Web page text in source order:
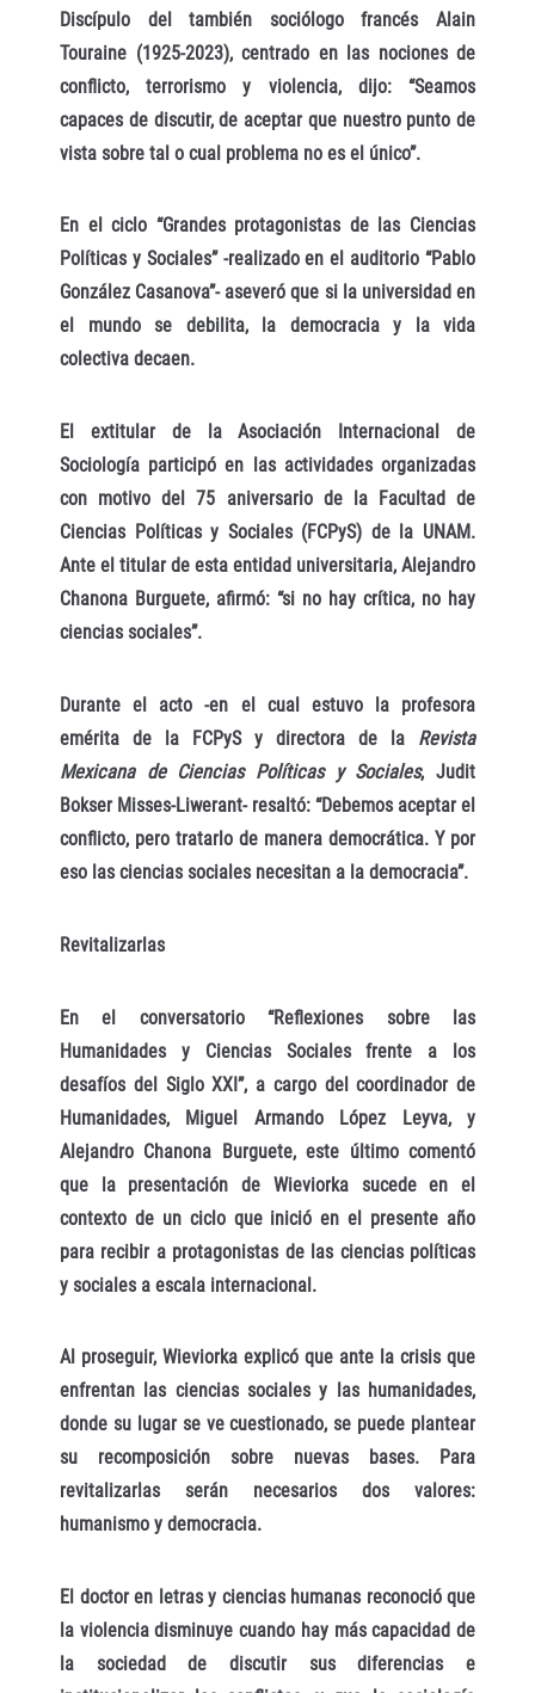
Discípulo del también sociólogo francés Alain
Touraine (1925-2023), centrado en las nociones de
conflicto, terrorismo y violencia, dijo: “Seamos
capaces de discutir, de aceptar que nuestro punto de
vista sobre tal o cual problema no es el único”.
En el ciclo “Grandes protagonistas de las Ciencias
Políticas y Sociales” -realizado en el auditorio “Pablo
González Casanova”- aseveró que si la universidad en
el mundo se debilita, la democracia y la vida
colectiva decaen.
El extitular de la Asociación Internacional de
Sociología participó en las actividades organizadas
con motivo del 75 aniversario de la Facultad de
Ciencias Políticas y Sociales (FCPyS) de la UNAM.
Ante el titular de esta entidad universitaria, Alejandro
Chanona Burguete, afirmó: “si no hay crítica, no hay
ciencias sociales”.
Durante el acto -en el cual estuvo la profesora
emérita de la FCPyS y directora de la Revista
Mexicana de Ciencias Políticas y Sociales, Judit
Bokser Misses-Liwerant- resaltó: “Debemos aceptar el
conflicto, pero tratarlo de manera democrática. Y por
eso las ciencias sociales necesitan a la democracia”.
Revitalizarlas
En el conversatorio “Reflexiones sobre las
Humanidades y Ciencias Sociales frente a los
desafíos del Siglo XXI”, a cargo del coordinador de
Humanidades, Miguel Armando López Leyva, y
Alejandro Chanona Burguete, este último comentó
que la presentación de Wieviorka sucede en el
contexto de un ciclo que inició en el presente año
para recibir a protagonistas de las ciencias políticas
y sociales a escala internacional.
Al proseguir, Wieviorka explicó que ante la crisis que
enfrentan las ciencias sociales y las humanidades,
donde su lugar se ve cuestionado, se puede plantear
su recomposición sobre nuevas bases. Para
revitalizarlas serán necesarios dos valores:
humanismo y democracia.
El doctor en letras y ciencias humanas reconoció que
la violencia disminuye cuando hay más capacidad de
la sociedad de discutir sus diferencias e